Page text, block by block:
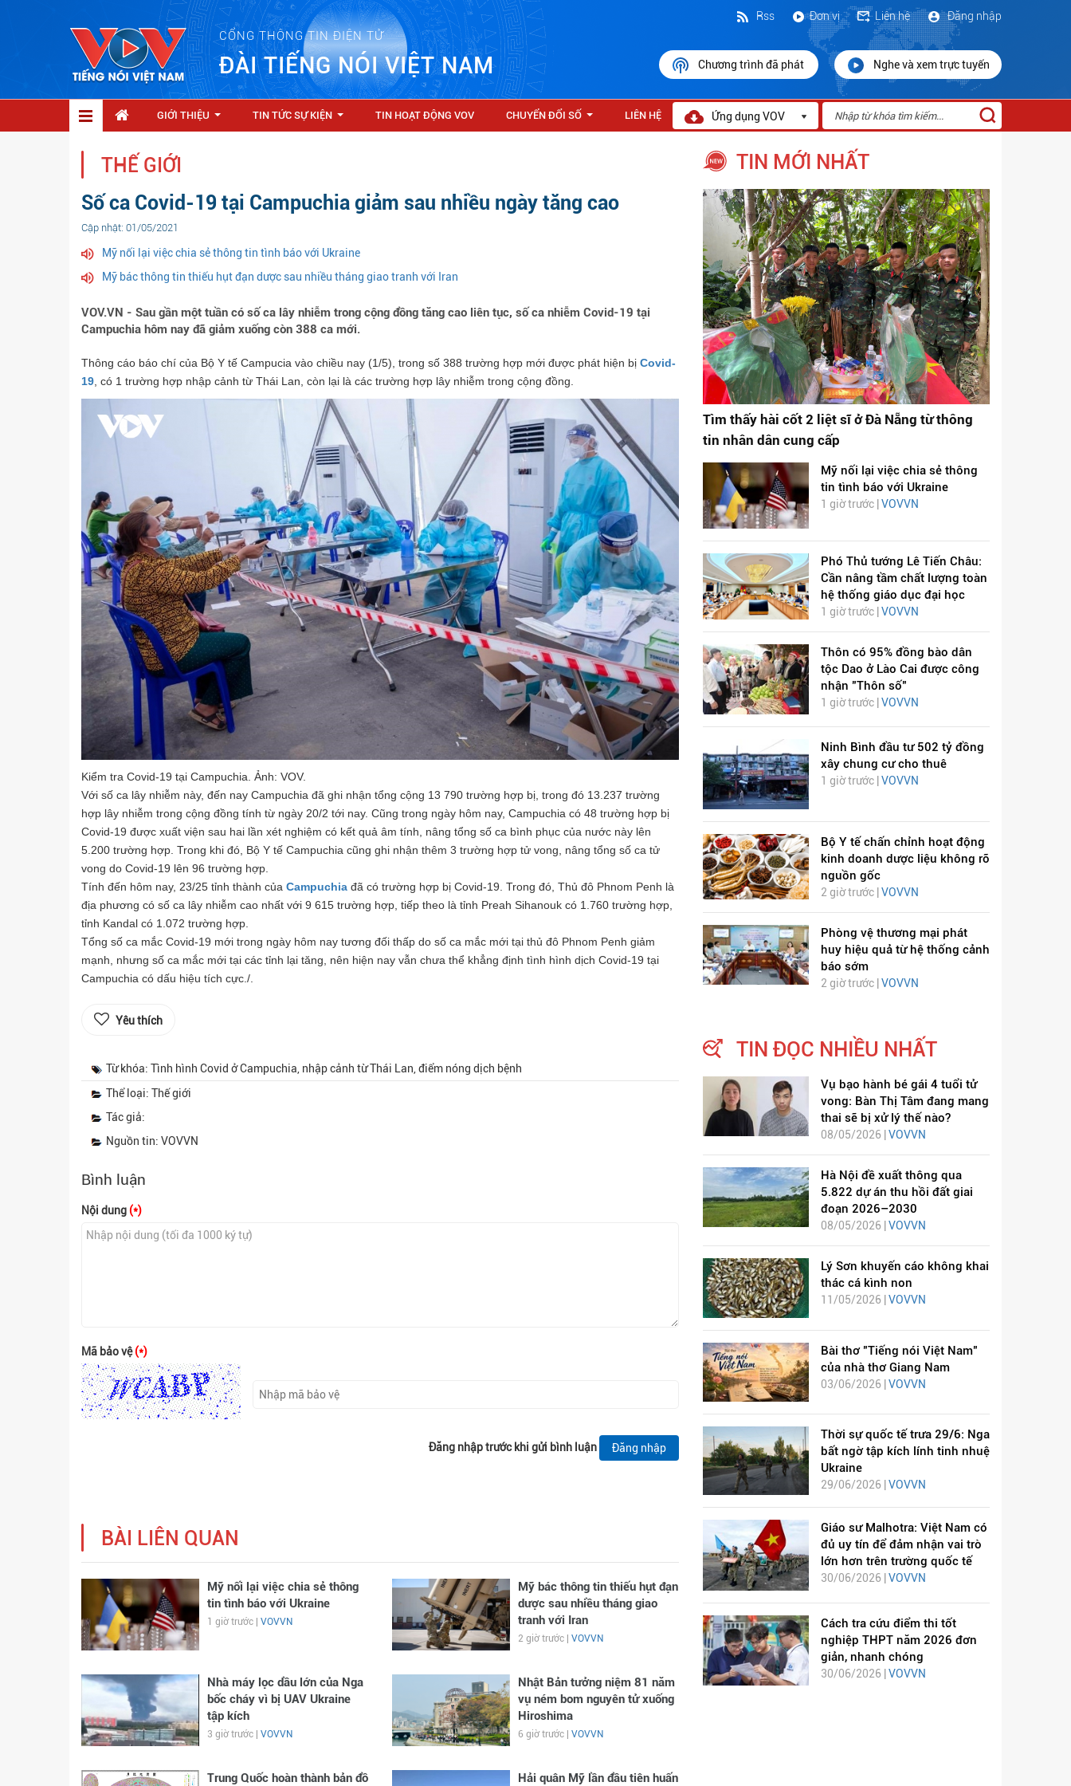
CỔNG THÔNG TIN ĐIỆN TỬ
ĐÀI TIẾNG NÓI VIỆT NAM
Đăng nhập
Liên hệ
Đơn vị
Rss
Chương trình đã phát Nghe và xem trực tuyến
GIỚI THIỆU TIN TỨC SỰ KIỆN TIN HOẠT ĐỘNG VOV CHUYỂN ĐỔI SỐ LIÊN HỆ Ứng dụng VOV
THẾ GIỚI
Số ca Covid-19 tại Campuchia giảm sau nhiều ngày tăng cao
Cập nhật: 01/05/2021
Mỹ nối lại việc chia sẻ thông tin tình báo với Ukraine
Mỹ bác thông tin thiếu hụt đạn dược sau nhiều tháng giao tranh với Iran
VOV.VN - Sau gần một tuần có số ca lây nhiễm trong cộng đồng tăng cao liên tục, số ca nhiễm Covid-19 tại
Campuchia hôm nay đã giảm xuống còn 388 ca mới.
Thông cáo báo chí của Bộ Y tế Campucia vào chiều nay (1/5), trong số 388 trường hợp mới được phát hiện bị Covid-
19 , có 1 trường hợp nhập cảnh từ Thái Lan, còn lại là các trường hợp lây nhiễm trong cộng đồng.
Kiểm tra Covid-19 tại Campuchia. Ảnh: VOV.
Với số ca lây nhiễm này, đến nay Campuchia đã ghi nhận tổng cộng 13 790 trường hợp bị, trong đó 13.237 trường
hợp lây nhiễm trong cộng đồng tính từ ngày 20/2 tới nay. Cũng trong ngày hôm nay, Campuchia có 48 trường hợp bị
Covid-19 được xuất viện sau hai lần xét nghiệm có kết quả âm tính, nâng tổng số ca bình phục của nước này lên
5.200 trường hợp. Trong khi đó, Bộ Y tế Campuchia cũng ghi nhận thêm 3 trường hợp tử vong, nâng tổng số ca tử
vong do Covid-19 lên 96 trường hợp.
Tính đến hôm nay, 23/25 tỉnh thành của Campuchia đã có trường hợp bị Covid-19. Trong đó, Thủ đô Phnom Penh là
địa phương có số ca lây nhiễm cao nhất với 9 615 trường hợp, tiếp theo là tỉnh Preah Sihanouk có 1.760 trường hợp,
tỉnh Kandal có 1.072 trường hợp.
Tổng số ca mắc Covid-19 mới trong ngày hôm nay tương đối thấp do số ca mắc mới tại thủ đô Phnom Penh giảm
mạnh, nhưng số ca mắc mới tại các tỉnh lại tăng, nên hiện nay vẫn chưa thể khẳng định tình hình dịch Covid-19 tại
Campuchia có dấu hiệu tích cực./.
Yêu thích
Từ khóa: Tình hình Covid ở Campuchia, nhập cảnh từ Thái Lan, điểm nóng dịch bệnh
Thể loại: Thế giới
Tác giả:
Nguồn tin: VOVVN
Bình luận
Nội dung (*)
Mã bảo vệ(*)
Đăng nhập trước khi gửi bình luận Đăng nhập
BÀI LIÊN QUAN
Mỹ nối lại việc chia sẻ thông
tin tình báo với Ukraine
1 giờ trước | VOVVN
Mỹ bác thông tin thiếu hụt đạn
dược sau nhiều tháng giao
tranh với Iran
2 giờ trước | VOVVN
Nhà máy lọc dầu lớn của Nga
bốc cháy vì bị UAV Ukraine
tập kích
3 giờ trước | VOVVN
Nhật Bản tưởng niệm 81 năm
vụ ném bom nguyên tử xuống
Hiroshima
6 giờ trước | VOVVN
Trung Quốc hoàn thành bản đồ Hải quân Mỹ lần đầu tiên huấn
TIN MỚI NHẤT
Tìm thấy hài cốt 2 liệt sĩ ở Đà Nẵng từ thông
tin nhân dân cung cấp
Mỹ nối lại việc chia sẻ thông
tin tình báo với Ukraine
1 giờ trước | VOVVN
Phó Thủ tướng Lê Tiến Châu:
Cần nâng tầm chất lượng toàn
hệ thống giáo dục đại học
1 giờ trước | VOVVN
Thôn có 95% đồng bào dân
tộc Dao ở Lào Cai được công
nhận "Thôn số"
1 giờ trước | VOVVN
Ninh Bình đầu tư 502 tỷ đồng
xây chung cư cho thuê
1 giờ trước | VOVVN
Bộ Y tế chấn chỉnh hoạt động
kinh doanh dược liệu không rõ
nguồn gốc
2 giờ trước | VOVVN
Phòng vệ thương mại phát
huy hiệu quả từ hệ thống cảnh
báo sớm
2 giờ trước | VOVVN
TIN ĐỌC NHIỀU NHẤT
Vụ bạo hành bé gái 4 tuổi tử
vong: Bàn Thị Tâm đang mang
thai sẽ bị xử lý thế nào?
08/05/2026 | VOVVN
Hà Nội đề xuất thông qua
5.822 dự án thu hồi đất giai
đoạn 2026–2030
08/05/2026 | VOVVN
Lý Sơn khuyến cáo không khai
thác cá kình non
11/05/2026 | VOVVN
Bài thơ "Tiếng nói Việt Nam"
của nhà thơ Giang Nam
03/06/2026 | VOVVN
Thời sự quốc tế trưa 29/6: Nga
bất ngờ tập kích lính tinh nhuệ
Ukraine
29/06/2026 | VOVVN
Giáo sư Malhotra: Việt Nam có
đủ uy tín để đảm nhận vai trò
lớn hơn trên trường quốc tế
30/06/2026 | VOVVN
Cách tra cứu điểm thi tốt
nghiệp THPT năm 2026 đơn
giản, nhanh chóng
30/06/2026 | VOVVN